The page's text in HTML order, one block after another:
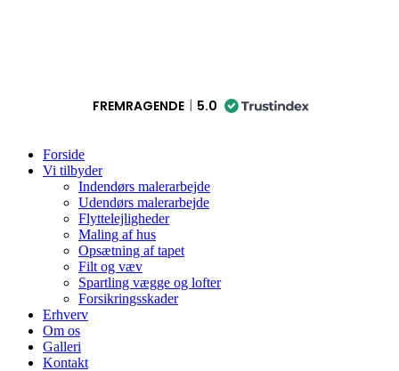
FREMRAGENDE 5.0
Forside
Vi tilbyder
Indendørs malerarbejde
Udendørs malerarbejde
Flyttelejligheder
Maling af hus
Opsætning af tapet
Filt og væv
Spartling vægge og lofter
Forsikringsskader
Erhverv
Om os
Galleri
Kontakt